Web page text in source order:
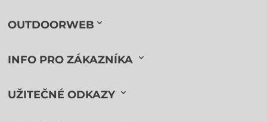
OUTDOORWEB
INFO PRO ZÁKAZNÍKA
UŽITEČNÉ ODKAZY